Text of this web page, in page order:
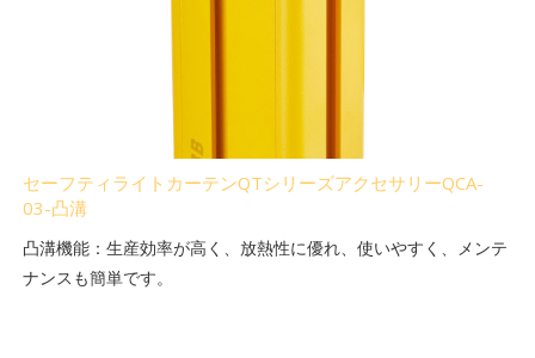
セーフティライトカーテンQTシリーズアクセサリーQCA-
03-凸溝
凸溝機能：生産効率が高く、放熱性に優れ、使いやすく、メンテ
ナンスも簡単です。